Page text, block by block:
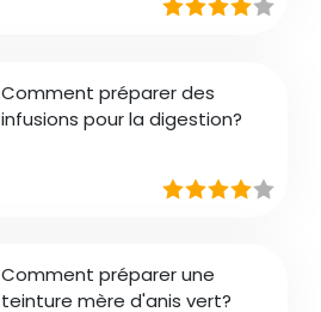
Comment préparer des
infusions pour la digestion?
Comment préparer une
teinture mère d'anis vert?